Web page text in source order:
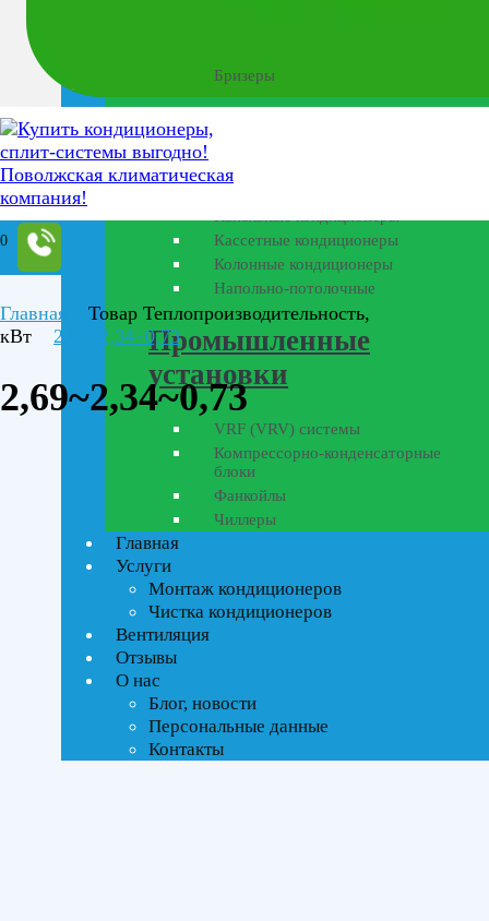
0
Бризеры
Полупромышленные
кондиционеры
Кассетные кондиционеры
Колонные кондиционеры
Напольно-потолочные
Промышленные
установки
VRF (VRV) системы
Компрессорно-конденсаторные
блоки
Фанкойлы
Чиллеры
Главная
Услуги
Монтаж кондиционеров
Чистка кондиционеров
Вентиляция
Отзывы
О нас
Блог, новости
Персональные данные
Контакты
Главная
Товар Теплопроизводительность,
кВт
2,69~2,34~0,73
2,69~2,34~0,73
Ценовой фильтр
Текстовый поиск
ВСЕ АКЦИИ(2)
Тип управления
Инверторное